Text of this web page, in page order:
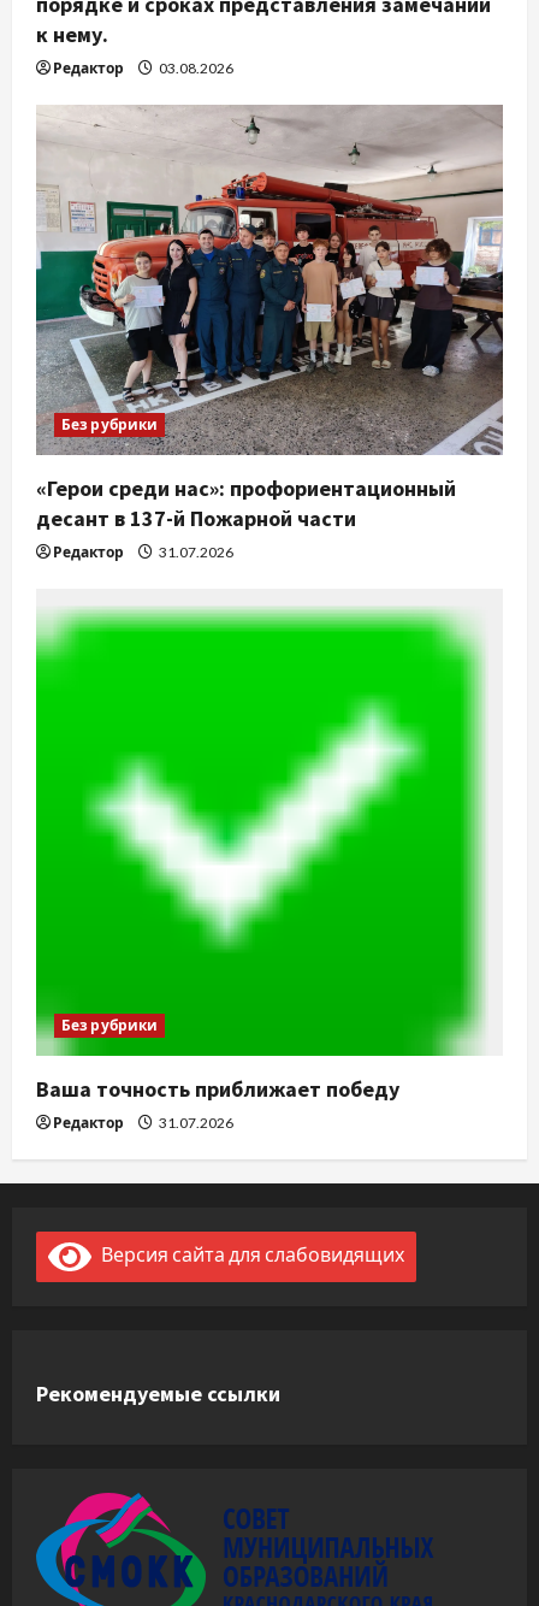
к нему.
Редактор 03.08.2026
Без рубрики
«Герои среди нас»: профориентационный
десант в 137-й Пожарной части
Редактор 31.07.2026
Без рубрики
Ваша точность приближает победу
Редактор 31.07.2026
Версия сайта для слабовидящих
Рекомендуемые ссылки